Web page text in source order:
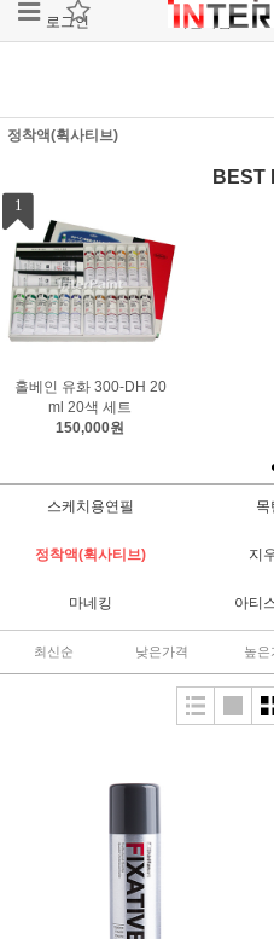
로그인 회원가입
정착액(휙사티브)
BEST
1
홀베인 유화 300-DH 20
ml 20색 세트
150,000원
스케치용연필 목
정착액(휙사티브) 지
마네킹 아티
최신순 낮은가격 높은